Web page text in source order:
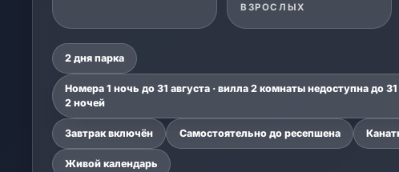
ВЗРОСЛЫХ
2 дня парка
Номера 1 ночь до 31 августа · вилла 2 комнаты недоступна до
2 ночей
Завтрак включён Самостоятельно до ресепшена
Живой календарь